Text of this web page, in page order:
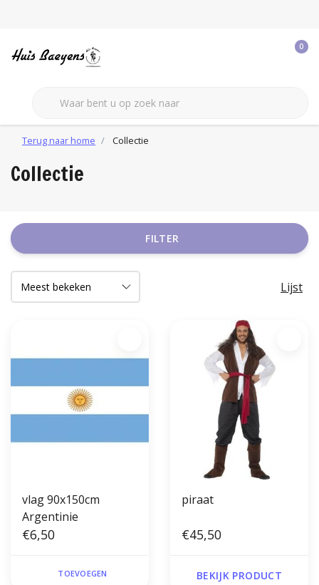
0
Terug naar home Collectie
Collectie
FILTER
Lijst
vlag 90x150cm
Argentinie
€6,50
TOEVOEGEN
piraat
€45,50
BEKIJK PRODUCT